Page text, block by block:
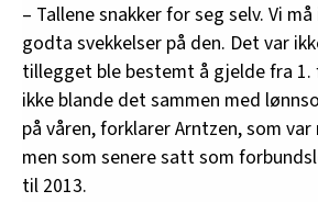
– Tallene snakker for seg selv. Vi
godta svekkelser på den. Det var
tillegget ble bestemt å gjelde fra 1.
ikke blande det sammen med
på våren, forklarer Arntzen, som
men som senere satt som
til 2013.